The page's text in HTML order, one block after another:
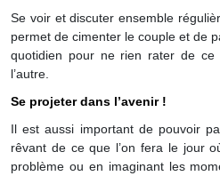
Se voir et discuter ensemble
permet de cimenter le couple et de
quotidien pour ne rien rater de
l’autre.
Se projeter dans l’avenir !
Il est aussi important de pouvoir
rêvant de ce que l’on fera le jour
problème ou en imaginant les